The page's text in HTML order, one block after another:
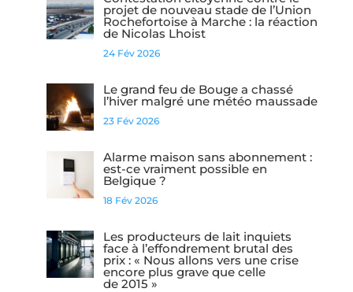
projet de nouveau stade de l’Union
Rochefortoise à Marche : la réaction
de Nicolas Lhoist
24 Fév 2026
Le grand feu de Bouge a chassé
l’hiver malgré une météo maussade
23 Fév 2026
Alarme maison sans abonnement :
est-ce vraiment possible en
Belgique ?
18 Fév 2026
Les producteurs de lait inquiets
face à l’effondrement brutal des
prix : « Nous allons vers une crise
encore plus grave que celle
de 2015 »